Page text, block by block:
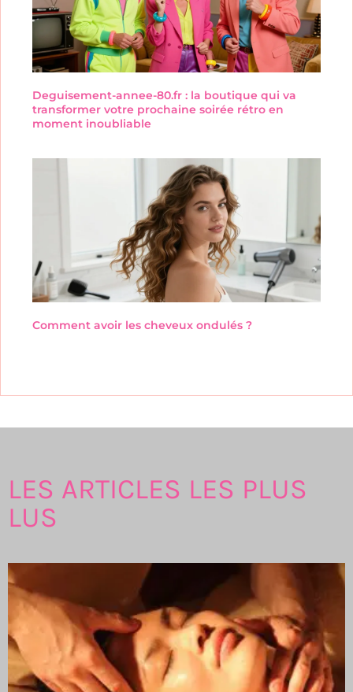
Deguisement-annee-80.fr : la boutique qui va
transformer votre prochaine soirée rétro en
moment inoubliable
Comment avoir les cheveux ondulés ?
LES ARTICLES LES PLUS
LUS